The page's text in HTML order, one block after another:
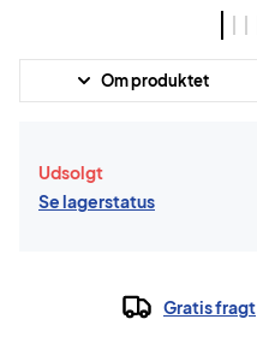
Om produktet
Udsolgt
Se lagerstatus
Gratis fragt